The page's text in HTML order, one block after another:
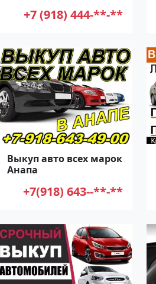
+7 (918) 444-**-**
Выкуп авто всех марок
Анапа
+7(918) 643--**-**